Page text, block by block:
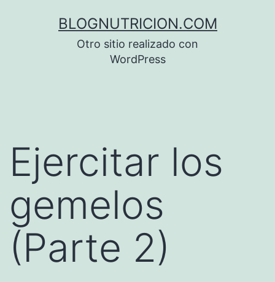
BLOGNUTRICION.COM
Otro sitio realizado con
WordPress
Ejercitar los
gemelos
(Parte 2)